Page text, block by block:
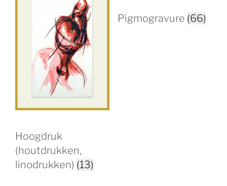
Hoogdruk
(houtdrukken,
linodrukken) (13)
Pigmogravure (66)